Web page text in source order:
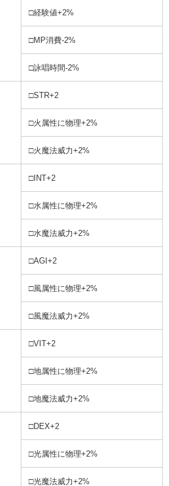
□経験値+2%
□MP消費-2%
□詠唱時間-2%
□STR+2
□火属性に物理+2%
□火魔法威力+2%
□INT+2
□水属性に物理+2%
□水魔法威力+2%
□AGI+2
□風属性に物理+2%
□風魔法威力+2%
□VIT+2
□地属性に物理+2%
□地魔法威力+2%
□DEX+2
□光属性に物理+2%
□光魔法威力+2%